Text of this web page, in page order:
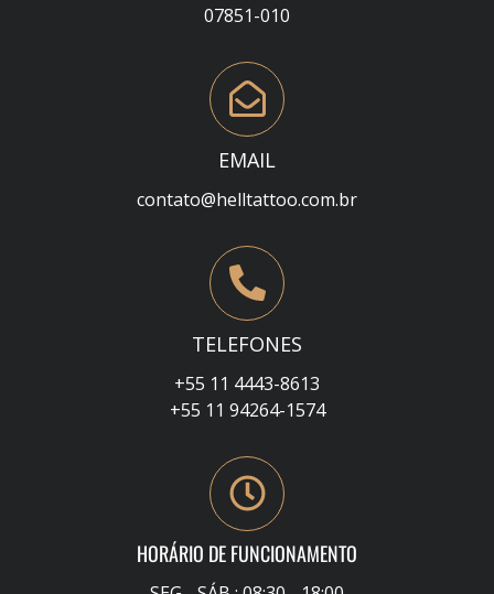
07851-010
EMAIL
contato@helltattoo.com.br
TELEFONES
+55 11 4443-8613
+55 11 94264-1574
HORÁRIO DE FUNCIONAMENTO